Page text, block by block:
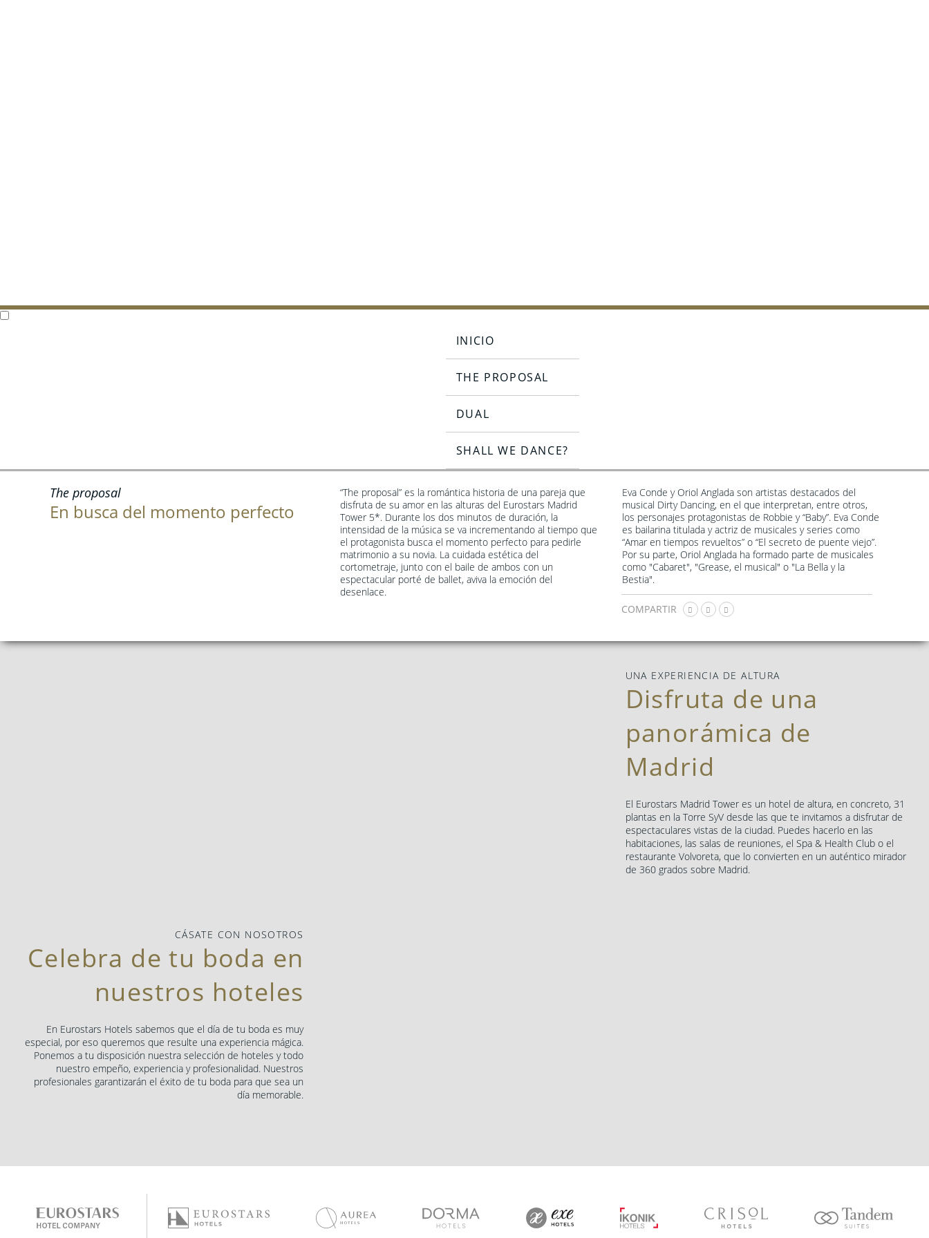
INICIO
THE PROPOSAL
DUAL
SHALL WE DANCE?
The proposal
En busca del momento perfecto
“The proposal” es la romántica historia de una pareja que
disfruta de su amor en las alturas del Eurostars Madrid
Tower 5*. Durante los dos minutos de duración, la
intensidad de la música se va incrementando al tiempo que
el protagonista busca el momento perfecto para pedirle
matrimonio a su novia. La cuidada estética del
cortometraje, junto con el baile de ambos con un
espectacular porté de ballet, aviva la emoción del
desenlace.
Eva Conde y Oriol Anglada son artistas destacados del
musical Dirty Dancing, en el que interpretan, entre otros,
los personajes protagonistas de Robbie y “Baby”. Eva Conde
es bailarina titulada y actriz de musicales y series como
“Amar en tiempos revueltos” o “El secreto de puente viejo”.
Por su parte, Oriol Anglada ha formado parte de musicales
como "Cabaret", "Grease, el musical" o "La Bella y la
Bestia".
COMPARTIR
UNA EXPERIENCIA DE ALTURA
Disfruta de una
panorámica de
Madrid
El Eurostars Madrid Tower es un hotel de altura, en concreto, 31
plantas en la Torre SyV desde las que te invitamos a disfrutar de
espectaculares vistas de la ciudad. Puedes hacerlo en las
habitaciones, las salas de reuniones, el Spa & Health Club o el
restaurante Volvoreta, que lo convierten en un auténtico mirador
de 360 grados sobre Madrid.
CÁSATE CON NOSOTROS
Celebra de tu boda en
nuestros hoteles
En Eurostars Hotels sabemos que el día de tu boda es muy
especial, por eso queremos que resulte una experiencia mágica.
Ponemos a tu disposición nuestra selección de hoteles y todo
nuestro empeño, experiencia y profesionalidad. Nuestros
profesionales garantizarán el éxito de tu boda para que sea un
día memorable.